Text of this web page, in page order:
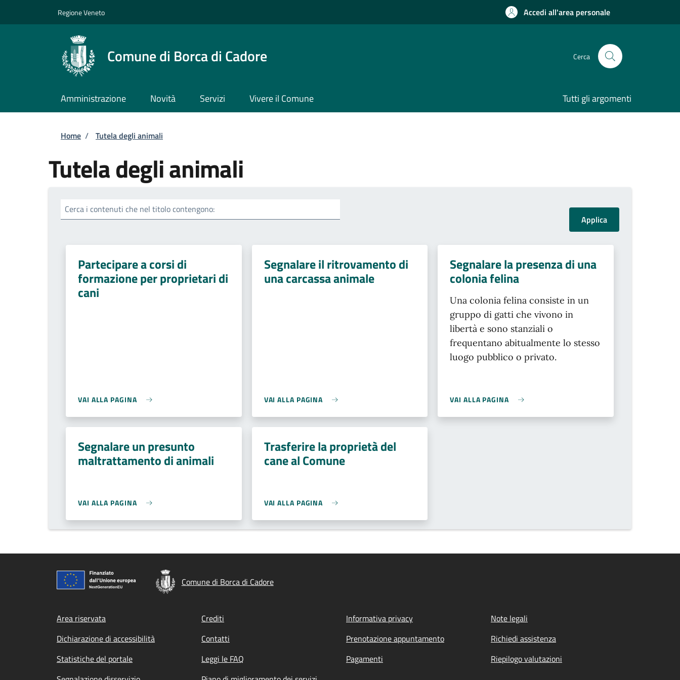
Regione Veneto Accedi all'area personale
Comune di Borca di Cadore Cerca
Amministrazione Novità Servizi Vivere il Comune Tutti gli argomenti
Briciole di pane
Home / Tutela degli animali
Tutela degli animali
Cerca i contenuti che nel titolo contengono:
Partecipare a corsi di
formazione per proprietari di
cani
VAI ALLA PAGINA
Segnalare il ritrovamento di
una carcassa animale
VAI ALLA PAGINA
Segnalare la presenza di una
colonia felina
Una colonia felina consiste in un
gruppo di gatti che vivono in
libertà e sono stanziali o
frequentano abitualmente lo stesso
luogo pubblico o privato.
VAI ALLA PAGINA
Segnalare un presunto
maltrattamento di animali
VAI ALLA PAGINA
Trasferire la proprietà del
cane al Comune
VAI ALLA PAGINA
Comune di Borca di Cadore
Footer menu
Area riservata Crediti Informativa privacy
Note legali
Dichiarazione di accessibilità
Contatti Prenotazione appuntamento
Richiedi assistenza
Statistiche del portale
Leggi le FAQ Pagamenti
Riepilogo valutazioni